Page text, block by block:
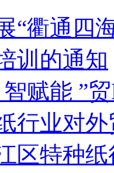
“衢通四
训的通知
赋能 ”
行业对
区特种